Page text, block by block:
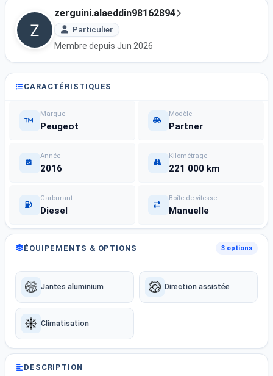
zerguini.alaeddin98162894
Particulier
Membre depuis Jun 2026
CARACTÉRISTIQUES
Marque
Peugeot
Modèle
Partner
Année
2016
Kilométrage
221 000 km
Carburant
Diesel
Boîte de vitesse
Manuelle
ÉQUIPEMENTS & OPTIONS 3 options
Jantes aluminium Direction assistée
Climatisation
DESCRIPTION